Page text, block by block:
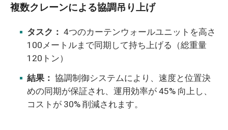
複数クレーンによる協調吊り上げ
タスク： 4つのカーテンウォールユニットを高さ
100メートルまで同期して持ち上げる（総重量
120トン）
結果： 協調制御システムにより、速度と位置決
めの同期が保証され、運用効率が 45% 向上し、
コストが 30% 削減されます。